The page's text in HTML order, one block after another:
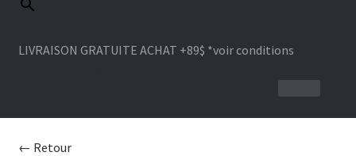
LIVRAISON GRATUITE ACHAT +89$ *voir conditions
CHIENS
← Retour